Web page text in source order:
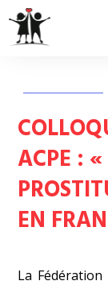
ACPE :
EN
La